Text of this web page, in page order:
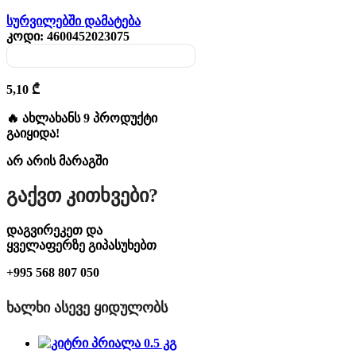
სურვილებში დამატება
კოდი: 4600452023075
5,10 ₾
🔥 ახლახანს 9 პროდუქტი
გაიყიდა!
არ არის მარაგში
Გაქვთ Კითხვები?
დაგვირეკეთ და
ყველაფერზე გიპასუხებთ
+995 568 807 050
ᲮᲐᲚᲮᲘ ᲐᲡᲔᲕᲔ ᲧᲘᲓᲣᲚᲝᲑᲡ